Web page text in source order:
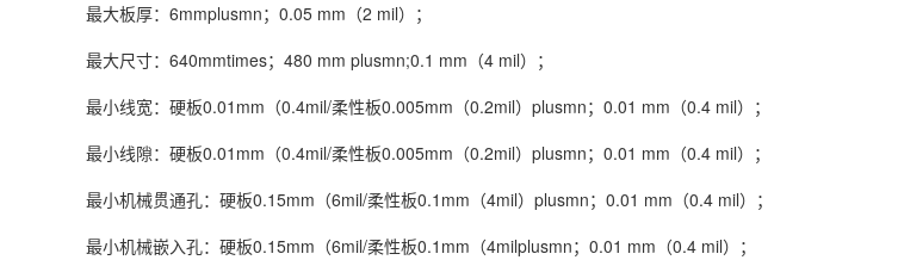
最大板厚：6mmplusmn；0.05 mm（2 mil）；
最大尺寸：640mmtimes；480 mm plusmn;0.1 mm（4 mil）；
最小线宽：硬板0.01mm（0.4mil/柔性板0.005mm（0.2mil）plusmn；0.01 mm（0.4 mil）；
最小线隙：硬板0.01mm（0.4mil/柔性板0.005mm（0.2mil）plusmn；0.01 mm（0.4 mil）；
最小机械贯通孔：硬板0.15mm（6mil/柔性板0.1mm（4mil）plusmn；0.01 mm（0.4 mil）；
最小机械嵌入孔：硬板0.15mm（6mil/柔性板0.1mm（4milplusmn；0.01 mm（0.4 mil）；